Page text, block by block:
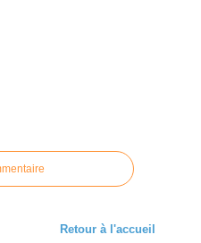
Retour à l'accueil